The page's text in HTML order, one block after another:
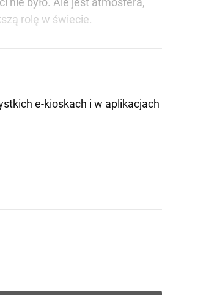
rolę w świecie.
e-kioskach i w aplikacjach